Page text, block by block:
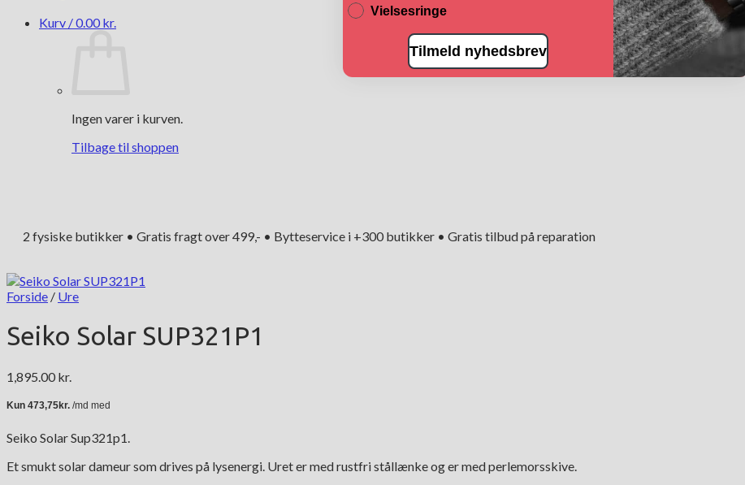
Kurv /0.00 kr.
Ingen varer i kurven.
Tilbage til shoppen
2 fysiske butikker • Gratis fragt over 499,- • Bytteservice i +300 butikker • Gratis tilbud på reparation
Forside / Ure
Seiko Solar SUP321P1
1,895.00 kr.
Seiko Solar Sup321p1.
Et smukt solar dameur som drives på lysenergi. Uret er med rustfri stållænke og er med perlemorsskive.
Vielsesringe
Tilmeld nyhedsbrev